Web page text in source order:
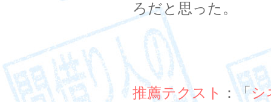
ろだと思った。
推薦テクスト ：「シ